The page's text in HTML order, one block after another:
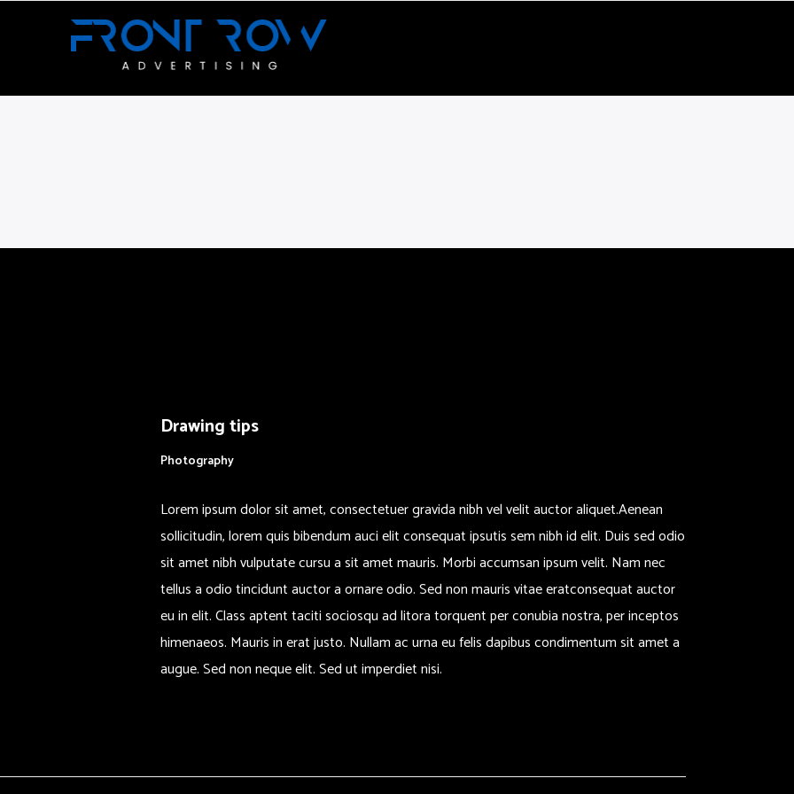
Drawing tips
Photography
Lorem ipsum dolor sit amet, consectetuer gravida nibh vel velit auctor aliquet.Aenean
sollicitudin, lorem quis bibendum auci elit consequat ipsutis sem nibh id elit. Duis sed odio
sit amet nibh vulputate cursu a sit amet mauris. Morbi accumsan ipsum velit. Nam nec
tellus a odio tincidunt auctor a ornare odio. Sed non mauris vitae eratconsequat auctor
eu in elit. Class aptent taciti sociosqu ad litora torquent per conubia nostra, per inceptos
himenaeos. Mauris in erat justo. Nullam ac urna eu felis dapibus condimentum sit amet a
augue. Sed non neque elit. Sed ut imperdiet nisi.